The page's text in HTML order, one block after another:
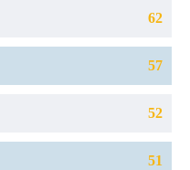
62
57
52
51